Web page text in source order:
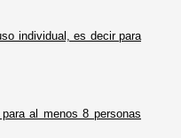
individual, es decir para
al menos 8 personas